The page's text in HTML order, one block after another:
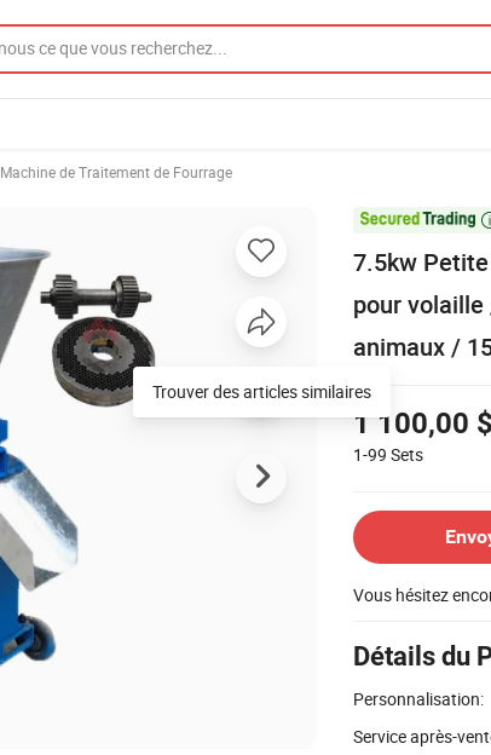
Machine de Traitement de Fourrage
7.5kw
pour
animaux /
1 100,00
1-99 Sets
Vous hésitez
Détails du
Personnalisation:
Service après-
Trouver des articles similaires